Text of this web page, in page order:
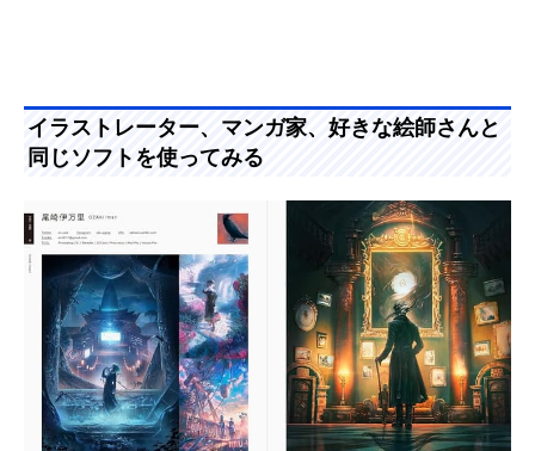
イラストレーター、マンガ家、好きな絵師さんと
同じソフトを使ってみる